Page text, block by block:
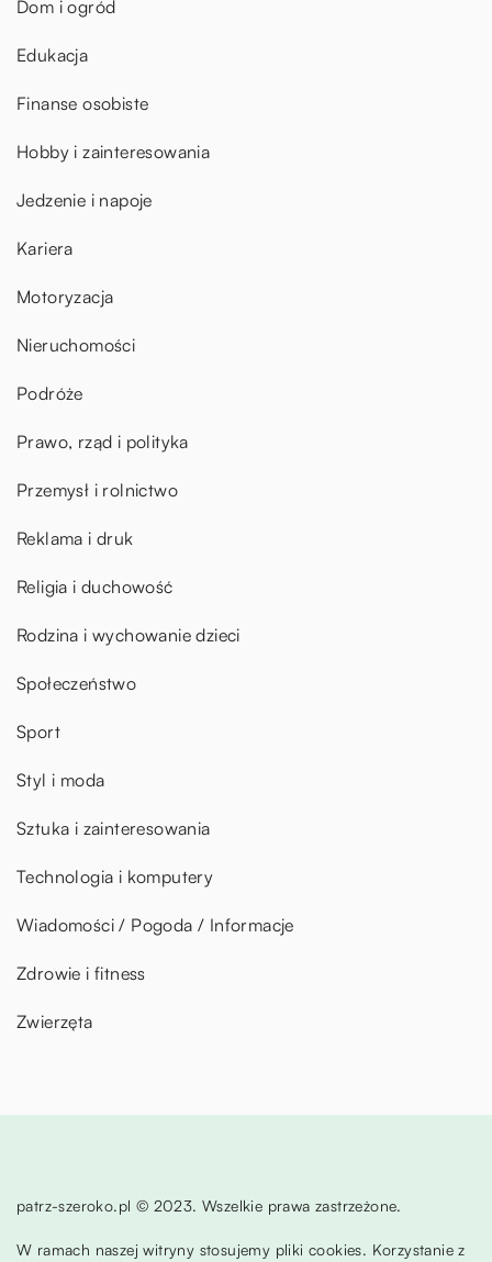
Dom i ogród
Edukacja
Finanse osobiste
Hobby i zainteresowania
Jedzenie i napoje
Kariera
Motoryzacja
Nieruchomości
Podróże
Prawo, rząd i polityka
Przemysł i rolnictwo
Reklama i druk
Religia i duchowość
Rodzina i wychowanie dzieci
Społeczeństwo
Sport
Styl i moda
Sztuka i zainteresowania
Technologia i komputery
Wiadomości / Pogoda / Informacje
Zdrowie i fitness
Zwierzęta
patrz-szeroko.pl © 2023. Wszelkie prawa zastrzeżone.
W ramach naszej witryny stosujemy pliki cookies. Korzystanie z